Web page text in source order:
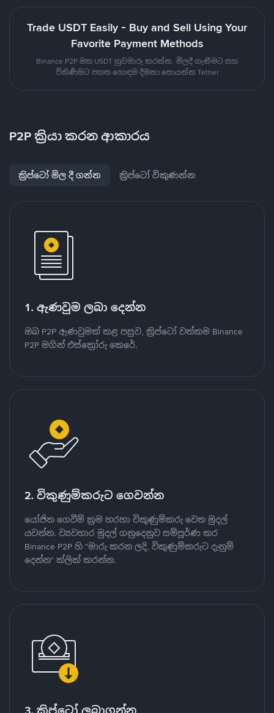
Trade USDT Easily - Buy and Sell Using Your
Favorite Payment Methods
Binance P2P මත USDT හුවමාරු කරන්න. මිලදී ගැනීමට සහ
විකිණීමට පහත හොඳම දීමනා සොයන්න Tether
P2P ක්‍රියා කරන ආකාරය
ක්‍රිප්ටෝ මිල දී ගන්න ක්‍රිප්ටෝ විකුණන්න
1. ඇණවුම ලබා දෙන්න
ඔබ P2P ඇණවුමක් කළ පසුව, ක්‍රිප්ටෝ වත්කම Binance
P2P මගින් එස්ක්‍රෝරු කෙරේ.
2. විකුණුම්කරුට ගෙවන්න
යෝජිත ගෙවීම් ක්‍රම හරහා විකුණුම්කරු වෙත මුදල්
යවන්න. ව්‍යවහාර මුදල් ගනුදෙනුව සම්පූර්ණ කර
Binance P2P හි "මාරු කරන ලදි, විකුණුම්කරුට දැනුම්
දෙන්න" ක්ලික් කරන්න.